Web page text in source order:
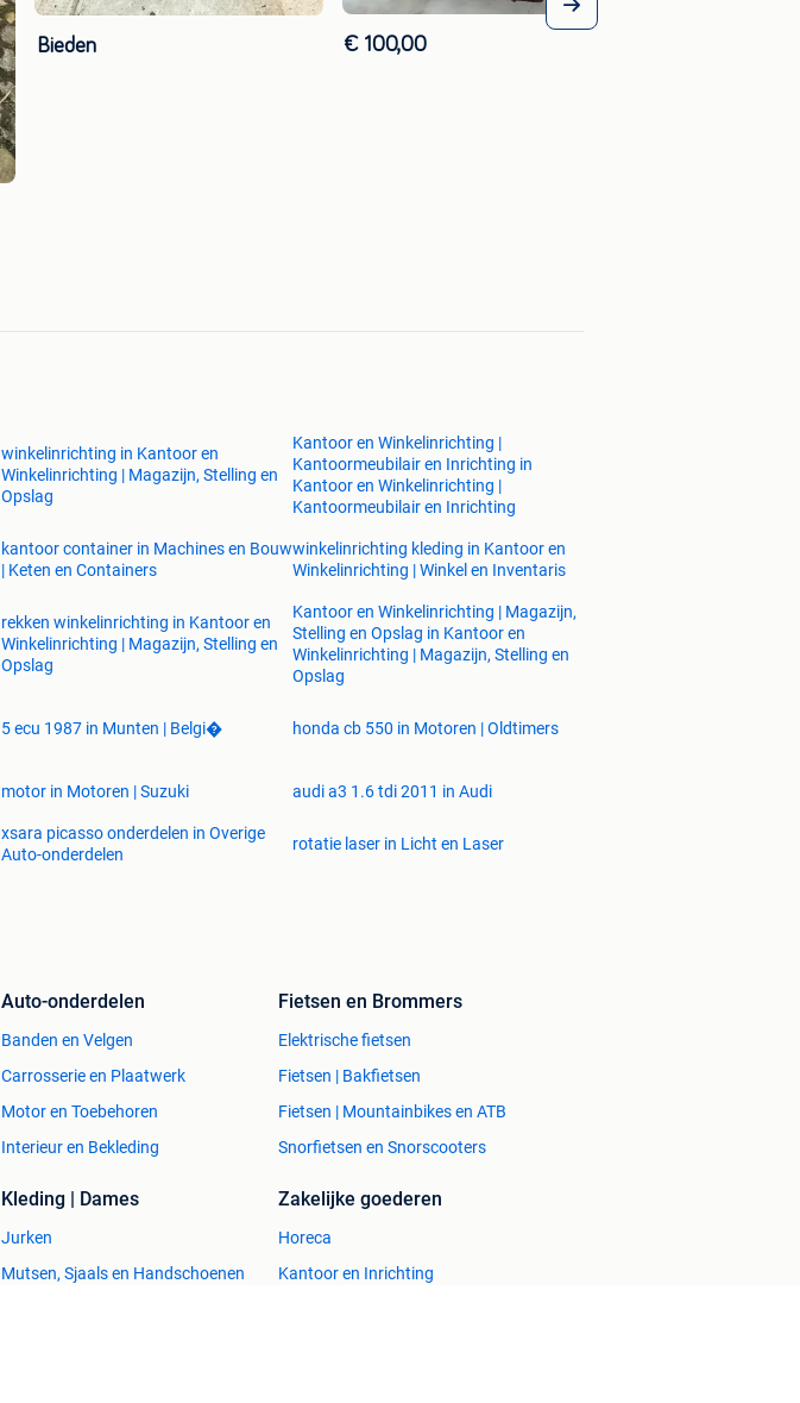
Bieden € 100,00
winkelinrichting in Kantoor en
Winkelinrichting | Magazijn, Stelling en
Opslag
Kantoor en Winkelinrichting |
Kantoormeubilair en Inrichting in
Kantoor en Winkelinrichting |
Kantoormeubilair en Inrichting
kantoor container in Machines en Bouw
| Keten en Containers
winkelinrichting kleding in Kantoor en
Winkelinrichting | Winkel en Inventaris
rekken winkelinrichting in Kantoor en
Winkelinrichting | Magazijn, Stelling en
Opslag
Kantoor en Winkelinrichting | Magazijn,
Stelling en Opslag in Kantoor en
Winkelinrichting | Magazijn, Stelling en
Opslag
5 ecu 1987 in Munten | Belgi� honda cb 550 in Motoren | Oldtimers
motor in Motoren | Suzuki audi a3 1.6 tdi 2011 in Audi
xsara picasso onderdelen in Overige
Auto-onderdelen
rotatie laser in Licht en Laser
Auto-onderdelen
Banden en Velgen
Carrosserie en Plaatwerk
Motor en Toebehoren
Interieur en Bekleding
Fietsen en Brommers
Elektrische fietsen
Fietsen | Bakfietsen
Fietsen | Mountainbikes en ATB
Snorfietsen en Snorscooters
Kleding | Dames
Jurken
Mutsen, Sjaals en Handschoenen
Zakelijke goederen
Horeca
Kantoor en Inrichting